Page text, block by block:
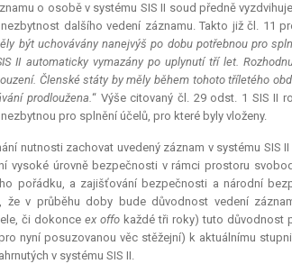
o osobě v systému SIS II soud předně
dalšího vedení záznamu. Takto již čl. 11
být uchovávány nanejvýš po dobu potřebnou pro
II automaticky vymazány po uplynutí tří let.
Členské státy by měly během tohoto tříletého
prodloužena.“ Výše citovaný čl. 29 odst. 1 SIS II
pro splnění účelů, pro které byly vloženy.
nutnosti zachovat uvedený záznam v systému SIS
vysoké úrovně bezpečnosti v rámci prostoru
pořádku, a zajišťování bezpečnosti a národní
že v průběhu doby bude důvodnost vedení
či dokonce ex offokaždé tři roky) tuto důvodnost
nyní posuzovanou věc stěžejní) k aktuálnímu
v systému SIS II.